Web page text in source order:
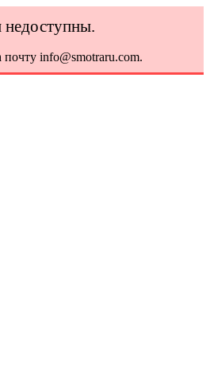
недоступны.
info@smotraru.com.